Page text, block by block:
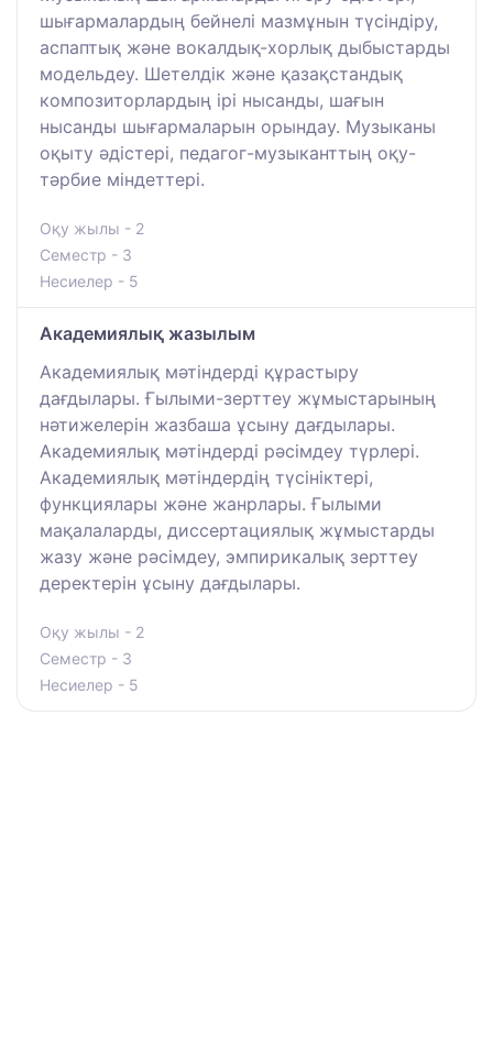
шығармалардың бейнелі мазмұнын түсіндіру,
аспаптық және вокалдық-хорлық дыбыстарды
модельдеу. Шетелдік және қазақстандық
композиторлардың ірі нысанды, шағын
нысанды шығармаларын орындау. Музыканы
оқыту әдістері, педагог-музыканттың оқу-
тәрбие міндеттері.
Оқу жылы - 2
Семестр - 3
Несиелер - 5
Академиялық жазылым
Академиялық мәтіндерді құрастыру
дағдылары. Ғылыми-зерттеу жұмыстарының
нәтижелерін жазбаша ұсыну дағдылары.
Академиялық мәтіндерді рәсімдеу түрлері.
Академиялық мәтіндердің түсініктері,
функциялары және жанрлары. Ғылыми
мақалаларды, диссертациялық жұмыстарды
жазу және рәсімдеу, эмпирикалық зерттеу
деректерін ұсыну дағдылары.
Оқу жылы - 2
Семестр - 3
Несиелер - 5